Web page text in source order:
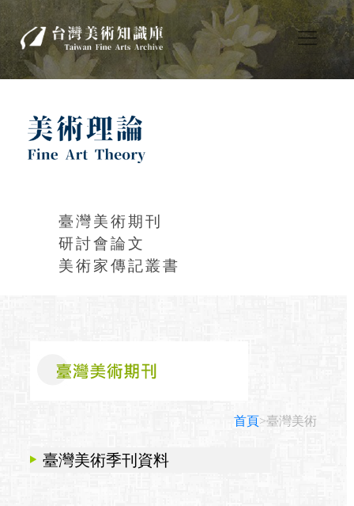
臺灣美術期刊
研討會論文
美術家傳記叢書
首頁>臺灣美術
臺灣美術季刊資料